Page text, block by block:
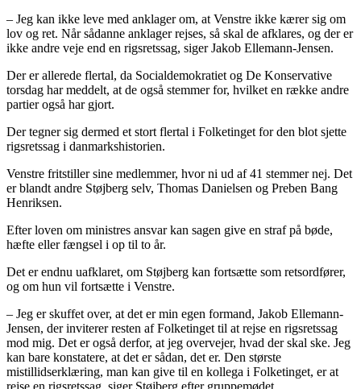
– Jeg kan ikke leve med anklager om, at Venstre ikke kærer sig om
lov og ret. Når sådanne anklager rejses, så skal de afklares, og der er
ikke andre veje end en rigsretssag, siger Jakob Ellemann-Jensen.
Der er allerede flertal, da Socialdemokratiet og De Konservative
torsdag har meddelt, at de også stemmer for, hvilket en række andre
partier også har gjort.
Der tegner sig dermed et stort flertal i Folketinget for den blot sjette
rigsretssag i danmarkshistorien.
Venstre fritstiller sine medlemmer, hvor ni ud af 41 stemmer nej. Det
er blandt andre Støjberg selv, Thomas Danielsen og Preben Bang
Henriksen.
Efter loven om ministres ansvar kan sagen give en straf på bøde,
hæfte eller fængsel i op til to år.
Det er endnu uafklaret, om Støjberg kan fortsætte som retsordfører,
og om hun vil fortsætte i Venstre.
– Jeg er skuffet over, at det er min egen formand, Jakob Ellemann-
Jensen, der inviterer resten af Folketinget til at rejse en rigsretssag
mod mig. Det er også derfor, at jeg overvejer, hvad der skal ske. Jeg
kan bare konstatere, at det er sådan, det er. Den største
mistillidserklæring, man kan give til en kollega i Folketinget, er at